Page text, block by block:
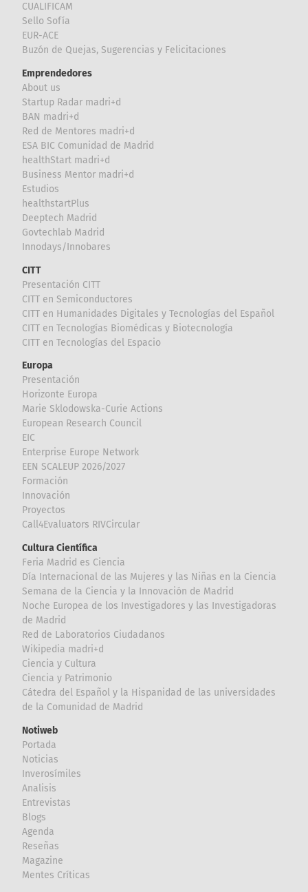
CUALIFICAM
Sello Sofía
EUR-ACE
Buzón de Quejas, Sugerencias y Felicitaciones
Emprendedores
About us
Startup Radar madri+d
BAN madri+d
Red de Mentores madri+d
ESA BIC Comunidad de Madrid
healthStart madri+d
Business Mentor madri+d
Estudios
healthstartPlus
Deeptech Madrid
Govtechlab Madrid
Innodays/Innobares
CITT
Presentación CITT
CITT en Semiconductores
CITT en Humanidades Digitales y Tecnologías del Español
CITT en Tecnologías Biomédicas y Biotecnología
CITT en Tecnologías del Espacio
Europa
Presentación
Horizonte Europa
Marie Sklodowska-Curie Actions
European Research Council
EIC
Enterprise Europe Network
EEN SCALEUP 2026/2027
Formación
Innovación
Proyectos
Call4Evaluators RIVCircular
Cultura Científica
Feria Madrid es Ciencia
Día Internacional de las Mujeres y las Niñas en la Ciencia
Semana de la Ciencia y la Innovación de Madrid
Noche Europea de los Investigadores y las Investigadoras
de Madrid
Red de Laboratorios Ciudadanos
Wikipedia madri+d
Ciencia y Cultura
Ciencia y Patrimonio
Cátedra del Español y la Hispanidad de las universidades
de la Comunidad de Madrid
Notiweb
Portada
Noticias
Inverosímiles
Analisis
Entrevistas
Blogs
Agenda
Reseñas
Magazine
Mentes Críticas